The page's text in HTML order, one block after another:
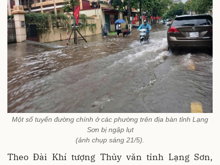
Một số tuyến đường chính ở các phường trên địa bàn tỉnh Lạng
Sơn bị ngập lụt
(ảnh chụp sáng 21/5).
Theo Đài Khí tượng Thủy văn tỉnh Lạng Sơn,